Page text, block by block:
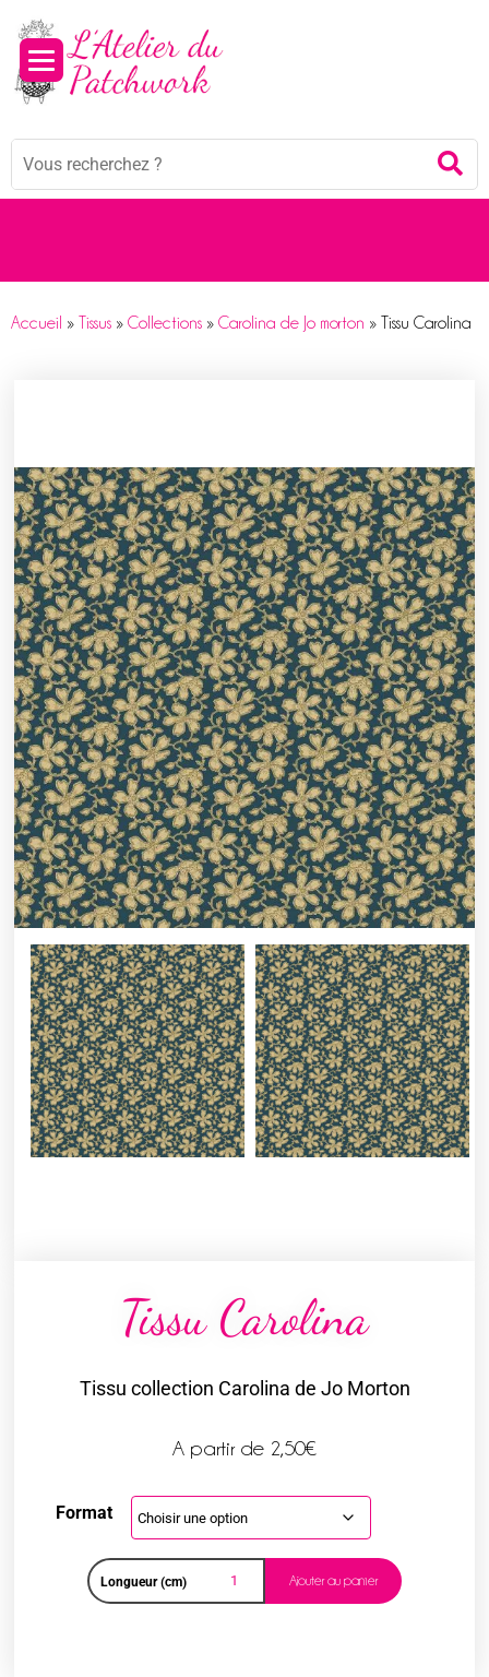
Mots
Accueil » Tissus » Collections » Carolina de Jo morton » Tissu Carolina
Tissu Carolina
Tissu collection Carolina de Jo Morton
A partir de 2,50€
Format
Longueur (cm) Ajouter au panier
Panneau de gestion des cookies